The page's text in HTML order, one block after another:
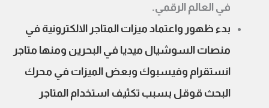
في العالم الرقمي.
بدء ظهور واعتماد ميزات المتاجر الالكترونية في
منصات السوشيال ميديا في البحرين ومنها متاجر
انستقرام وفيسبوك وبعض الميزات في محرك
البحث قوقل بسبب تكثيف استخدام المتاجر